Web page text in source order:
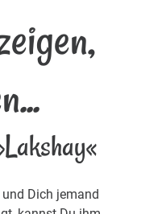
Dich jemand